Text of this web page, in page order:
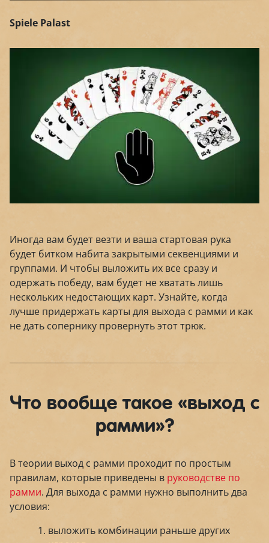
Spiele Palast
Иногда вам будет везти и ваша стартовая рука
будет битком набита закрытыми секвенциями и
группами. И чтобы выложить их все сразу и
одержать победу, вам будет не хватать лишь
нескольких недостающих карт. Узнайте, когда
лучше придержать карты для выхода с рамми и как
не дать сопернику провернуть этот трюк.
Что вообще такое «выход с
рамми»?
В теории выход с рамми проходит по простым
правилам, которые приведены в руководстве по
рамми. Для выхода с рамми нужно выполнить два
условия:
выложить комбинации раньше других